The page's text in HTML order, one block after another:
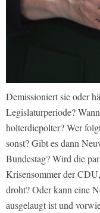
Demissioniert sie oder
Legislaturperiode?
holterdiepolter? Wer
sonst? Gibt es dann
Bundestag? Wird die
Krisensommer der
droht? Oder kann eine
ausgelaugt ist und